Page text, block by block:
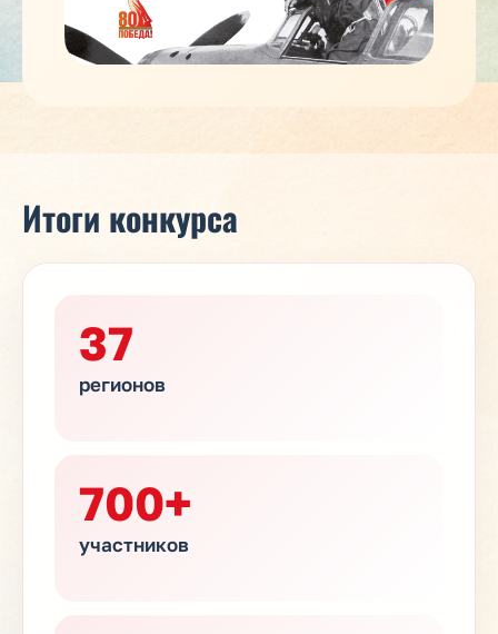
Итоги конкурса
37
регионов
700+
участников